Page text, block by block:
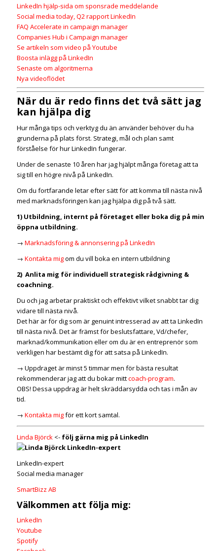
LinkedIn hjälp-sida om sponsrade meddelande
Social media today, Q2 rapport LinkedIn
FAQ Accelerate in campaign manager
Companies Hub i Campaign manager
Se artikeln som video på Youtube
Boosta inlägg på LinkedIn
Senaste om algoritmerna
Nya videoflödet
När du är redo finns det två sätt jag
kan hjälpa dig
Hur många tips och verktyg du än använder behöver du ha
grunderna på plats först. Strategi, mål och plan samt
förståelse för hur LinkedIn fungerar.
Under de senaste 10 åren har jag hjälpt många företag att ta
sig till en högre nivå på LinkedIn.
Om du fortfarande letar efter sätt för att komma till nästa nivå
med marknadsföringen kan jag hjälpa dig på två sätt.
1) Utbildning, internt på företaget eller boka dig på min
öppna utbildning.
→ Marknadsföring & annonsering på LinkedIn
→ Kontakta migom du vill boka en intern utbildning
2) Anlita mig för individuell strategisk rådgivning &
coachning.
Du och jag arbetar praktiskt och effektivt vilket snabbt tar dig
vidare till nästa nivå.
Det här är för dig som är genuint intresserad av att ta LinkedIn
till nästa nivå. Det är främst för beslutsfattare, Vd/chefer,
marknad/kommunikation eller om du är en entreprenör som
verkligen har bestämt dig för att satsa på LinkedIn.
→ Uppdraget är minst 5 timmar men för bästa resultat
rekommenderar jag att du bokar mittcoach-program.
OBS! Dessa uppdrag är helt skräddarsydda och tas i mån av
tid.
→ Kontakta migför ett kort samtal.
Linda Björck<- följ gärna mig på LinkedIn
LinkedIn-expert
Social media manager
SmartBizz AB
Välkommen att följa mig:
LinkedIn
Youtube
Spotify